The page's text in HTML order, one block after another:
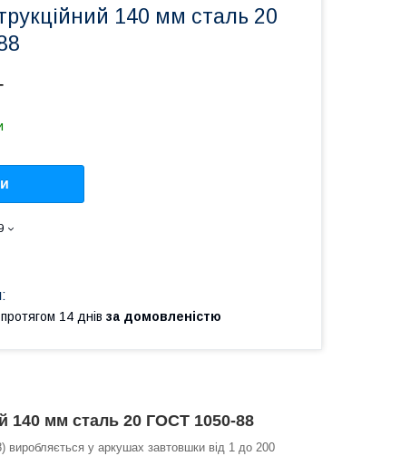
140 мм сталь 20
14 днів за домовленістю
140 мм сталь 20 ГОСТ 1050-88
у аркушах завтовшки від 1 до 200